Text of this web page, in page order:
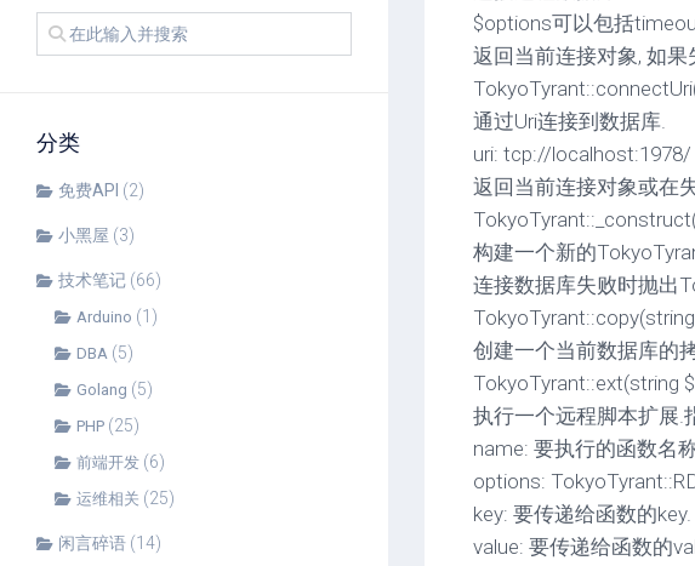
分类
免费API (2)
小黑屋 (3)
技术笔记 (66)
Arduino (1)
DBA (5)
Golang (5)
PHP (25)
前端开发 (6)
运维相关 (25)
闲言碎语 (14)
$options可以包括
返回当前连接对象, 如
通过Uri连接到数据库.
uri: tcp://localhost:1978/
返回当前连接对象或在
构建一个新的
连接数据库失败时抛出
创建一个当前数据库的
TokyoTyrant::ext(string
执行一个远程脚本扩展.
name: 要执行的函数名
options:
key: 要传递给函数的key.
value: 要传递给函数的